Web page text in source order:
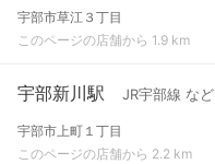
宇部市草江３丁目
このページの店舗から 1.9 km
宇部新川駅 JR宇部線 など
宇部市上町１丁目
このページの店舗から 2.2 km